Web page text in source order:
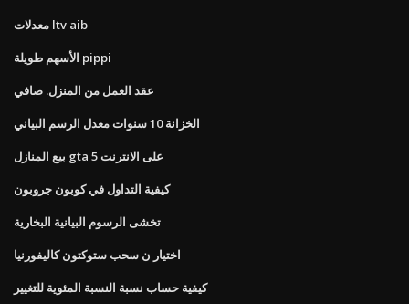
معدلات ltv aib
الأسهم طويلة pippi
عقد العمل من المنزل. صافي
الخزانة 10 سنوات معدل الرسم البياني
بيع المنازل gta 5 على الانترنت
كيفية التداول في كوبون جروبون
تخشى الرسوم البيانية البخارية
اختيار ن سحب ستوكتون كاليفورنيا
كيفية حساب نسبة النسبة المئوية للتغيير